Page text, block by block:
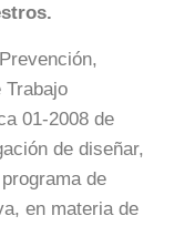
Trabajo
01-2008 de
de diseñar,
de
en materia de